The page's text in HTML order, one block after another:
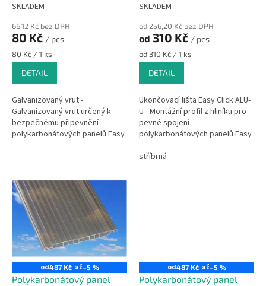
SKLADEM
66,12 Kč bez DPH
80 Kč / pcs
Měrná
cena:
80 Kč / 1 ks
DETAIL
Galvanizovaný vrut -
Galvanizovaný vrut určený k
bezpečnému připevnění
polykarbonátových panelů Easy
SKLADEM
od 256,20 Kč bez DPH
od 310 Kč / pcs
Měrná
cena:
od 310 Kč / 1 ks
DETAIL
Ukončovací lišta Easy Click ALU-
U - Montážní profil z hliníku pro
pevné spojení
polykarbonátových panelů Easy
polyvinylchloridových panelů
Paneel.
stříbrná
od487 Kč až–5 %
Polykarbonátový panel
od487 Kč až–5 %
Polykarbonátový panel